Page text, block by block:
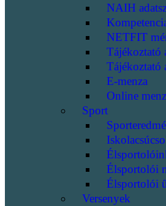
NAIH
NETFIT
Tájékoztató
Tájékoztató
E-menza
Online
Sport
Élsportolói
Élsportolói
Versenyek